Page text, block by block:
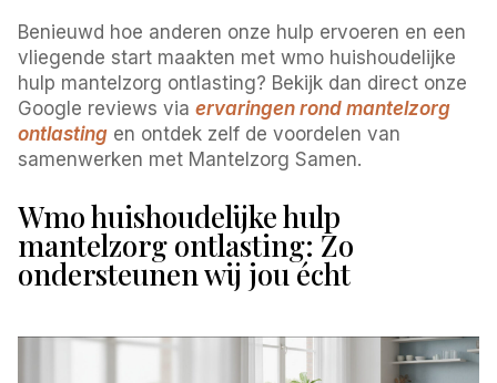
Benieuwd hoe anderen onze hulp ervoeren en een
vliegende start maakten met wmo huishoudelijke
hulp mantelzorg ontlasting? Bekijk dan direct onze
Google reviews viaervaringen rond mantelzorg
ontlasting en ontdek zelf de voordelen van
samenwerken met Mantelzorg Samen.
Wmo huishoudelijke hulp
mantelzorg ontlasting: Zo
ondersteunen wij jou écht